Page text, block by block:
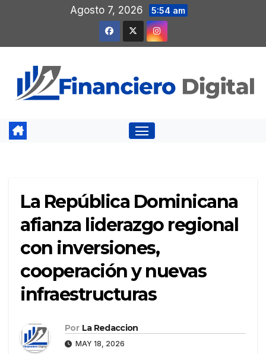
contenido
Agosto 7, 2026 5:54 am
La República Dominicana
afianza liderazgo regional
con inversiones,
cooperación y nuevas
infraestructuras
Por La Redaccion
MAY 18, 2026